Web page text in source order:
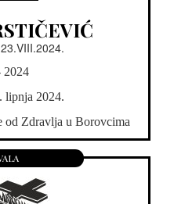
2024
lipnja 2024.
od Zdravlja u Borovcima